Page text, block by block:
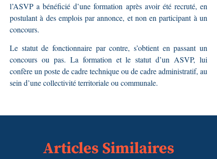
l’ASVP a bénéficié d’une formation après avoir été recruté, en
postulant à des emplois par annonce, et non en participant à un
concours.
Le statut de fonctionnaire par contre, s’obtient en passant un
concours ou pas. La formation et le statut d’un ASVP, lui
confère un poste de cadre technique ou de cadre administratif, au
sein d’une collectivité territoriale ou communale.
Articles Similaires